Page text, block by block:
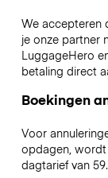
We accepteren
je onze partner
LuggageHero
betaling direct
Boekingen
Voor
opdagen,
dagtarief van